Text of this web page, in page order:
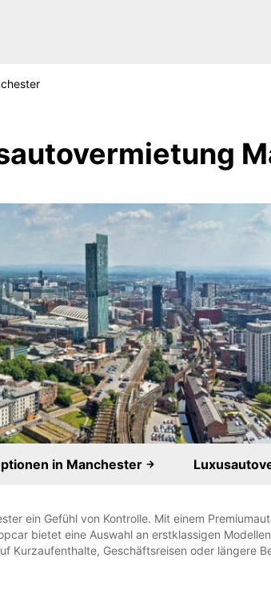
in Manchester
ein Gefühl von Kontrolle. Mit einem
bietet eine Auswahl an erstklassigen
Kurzaufenthalte, Geschäftsreisen oder längere